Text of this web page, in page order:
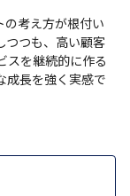
の考え方が根付い
つつも、高い顧客
スを継続的に作る
成長を強く実感で